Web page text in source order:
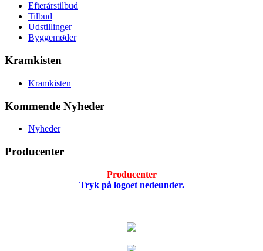
Efterårstilbud
Tilbud
Udstillinger
Byggemøder
Kramkisten
Kramkisten
Kommende Nyheder
Nyheder
Producenter
Producenter
Tryk på logoet nedeunder.